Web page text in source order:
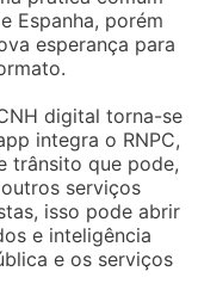
Espanha, porém
esperança para
digital torna-se
integra o RNPC,
trânsito que pode,
serviços
isso pode abrir
e inteligência
e os serviços